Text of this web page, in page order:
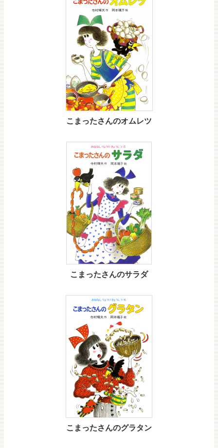
こまったさんのオムレツ
こまったさんのサラダ
こまったさんのグラタン